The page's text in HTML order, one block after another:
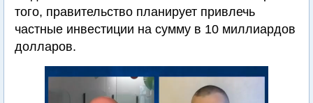
того, правительство планирует привлечь
частные инвестиции на сумму в 10 миллиардов
долларов.